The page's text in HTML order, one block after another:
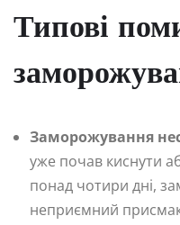
Типові
Заморожування
уже почав киснути
понад чотири дні,
неприємний